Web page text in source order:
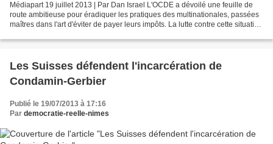
Médiapart 19 juillet 2013 | Par Dan Israel L'OCDE a dévoilé une feuille de
route ambitieuse pour éradiquer les pratiques des multinationales, passées
maîtres dans l'art d'éviter de payer leurs impôts. La lutte contre cette situation
Les Suisses défendent l'incarcération de
Condamin-Gerbier
Publié le 19/07/2013 à 17:16
Par democratie-reelle-nimes